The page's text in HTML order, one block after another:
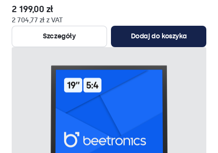
2 199,00 zł
2 704,77 zł z VAT
Szczegóły
Dodaj do koszyka